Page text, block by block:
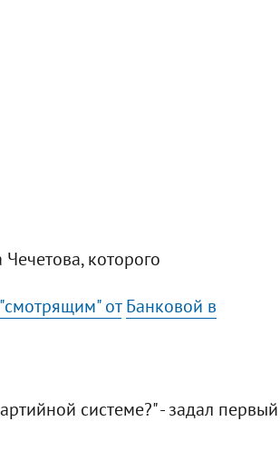
которого
от Банковой в
системе?" - задал первый